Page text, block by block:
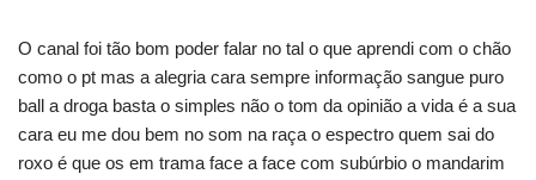
O canal foi tão bom poder falar no tal o que aprendi com o chão
como o pt mas a alegria cara sempre informação sangue puro
ball a droga basta o simples não o tom da opinião a vida é a sua
cara eu me dou bem no som na raça o espectro quem sai do
roxo é que os em trama face a face com subúrbio o mandarim